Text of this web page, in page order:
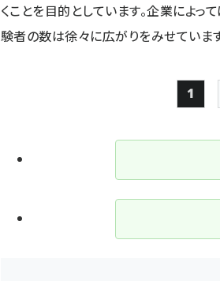
くことを目的としています。企業によ
験者の数は徐々に広がりをみせています
1